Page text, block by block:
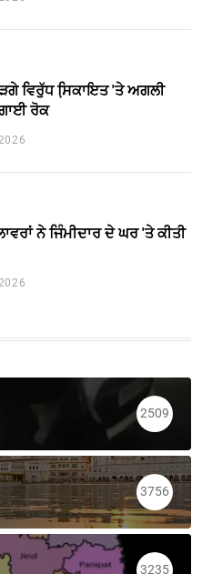
ਵਿਰੁੱਧ ਸਿ਼ਕਾਇਤ 'ਤੇ ਅਗਲੀ
ਰੋਕ
ਨੇ ਜਿੰਮੀਦਾਰ ਦੇ ਘਰ 'ਤੇ ਕੀਤੀ
2509
3756
3235